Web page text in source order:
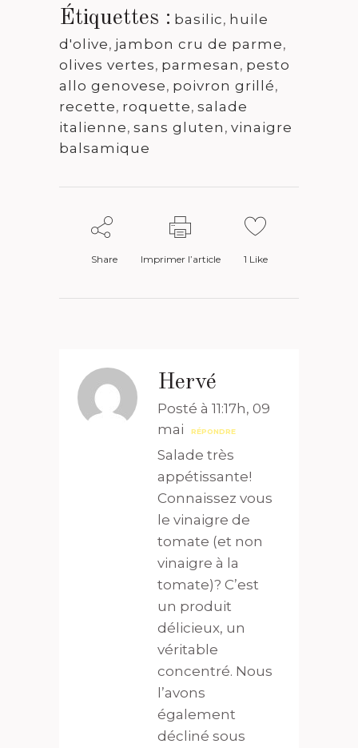
Étiquettes : basilic, huile
d'olive, jambon cru de parme,
olives vertes, parmesan , pesto
allo genovese, poivron grillé,
recette, roquette, salade
italienne, sans gluten , vinaigre
balsamique
Share Imprimer l’article 1 Like
Hervé
Posté à 11:17h, 09
mai
RÉPONDRE
Salade très
appétissante!
Connaissez vous
le vinaigre de
tomate (et non
vinaigre à la
tomate)? C’est
un produit
délicieux, un
véritable
concentré. Nous
l’avons
également
décliné sous